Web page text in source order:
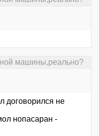
машины,реально?
договорился не
нопасаран -